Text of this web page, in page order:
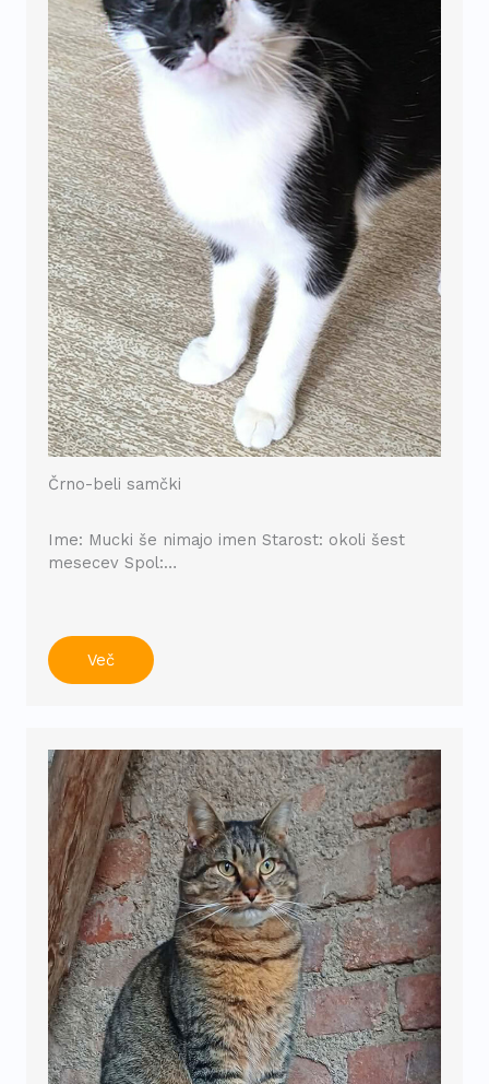
Črno-beli samčki
Ime: Mucki še nimajo imen Starost: okoli šest
mesecev Spol:…
Več